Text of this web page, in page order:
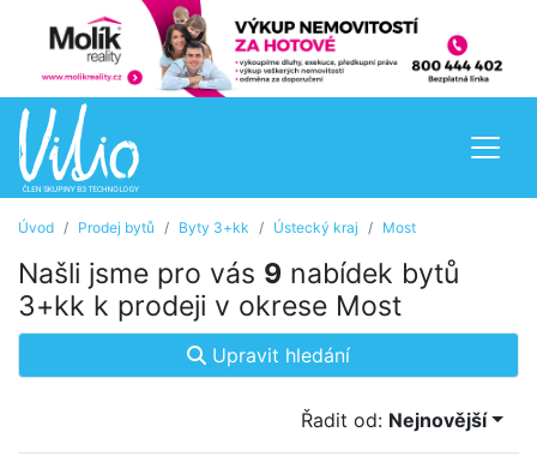
Úvod Prodej bytů Byty 3+kk Ústecký kraj Most
Našli jsme pro vás 9 nabídek bytů
3+kk k prodeji v okrese Most
Upravit hledání
Řadit od: Nejnovější